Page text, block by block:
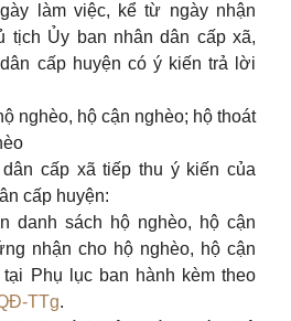
làm việc, kể từ ngày nhận
tịch Ủy ban nhân dân cấp xã,
cấp huyện có ý kiến trả lời
nghèo, hộ cận nghèo; hộ thoát
cấp xã tiếp thu ý kiến của
cấp huyện:
danh sách hộ nghèo, hộ cận
nhận cho hộ nghèo, hộ cận
Phụ lục ban hành kèm theo
TTg.